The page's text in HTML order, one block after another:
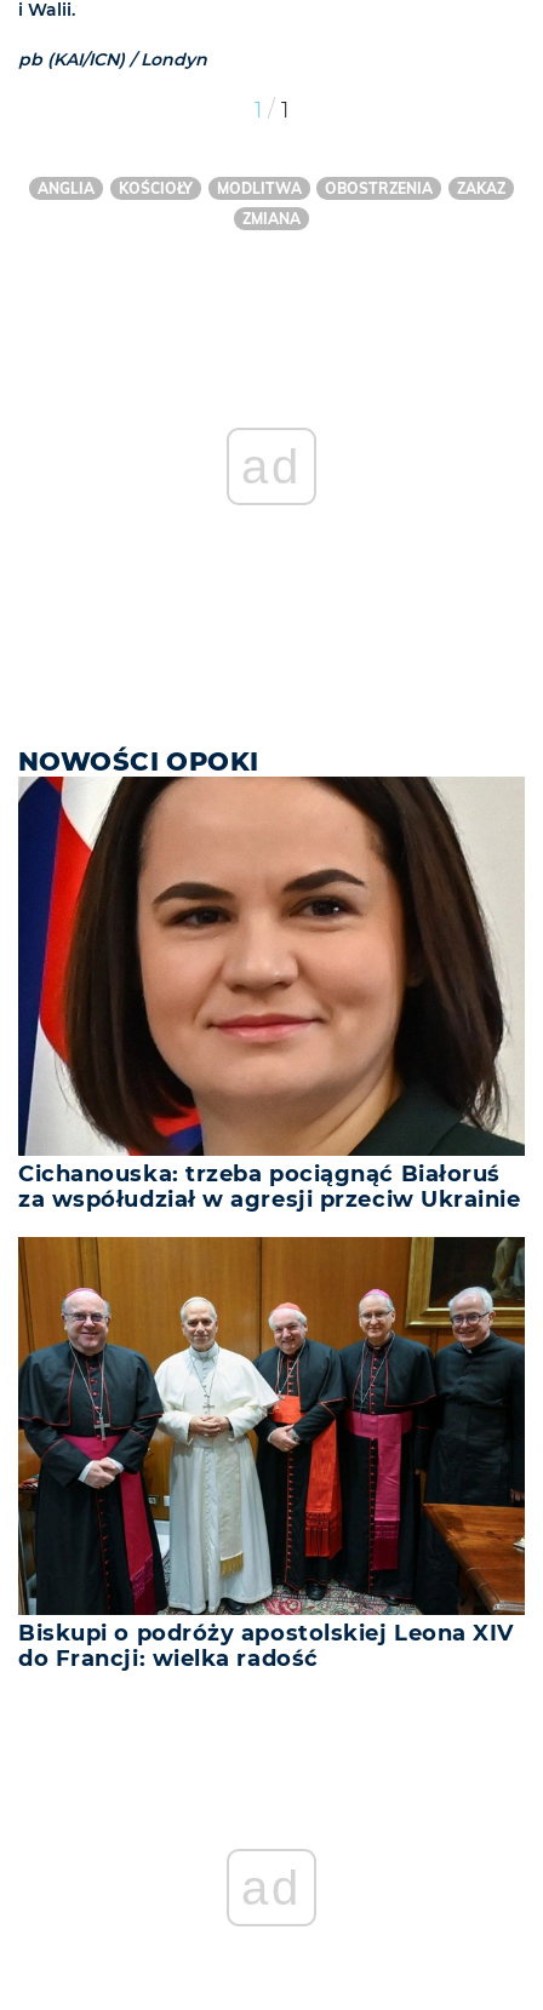
i Walii.
pb (KAI/ICN) / Londyn
1 / 1
ANGLIA KOŚCIOŁY MODLITWA OBOSTRZENIA
ZAKAZ
ZMIANA
ad
NOWOŚCI OPOKI
Cichanouska: trzeba pociągnąć Białoruś
za współudział w agresji przeciw Ukrainie
Biskupi o podróży apostolskiej Leona XIV
do Francji: wielka radość
ad